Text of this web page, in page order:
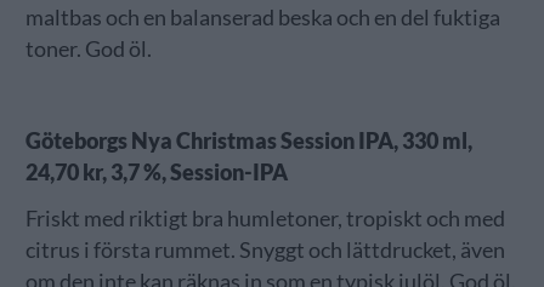
maltbas och en balanserad beska och en del fuktiga
toner. God öl.
Göteborgs Nya Christmas Session IPA, 330 ml,
24,70 kr, 3,7 %, Session-IPA
Friskt med riktigt bra humletoner, tropiskt och med
citrus i första rummet. Snyggt och lättdrucket, även
om den inte kan räknas in som en typisk julöl. God öl.